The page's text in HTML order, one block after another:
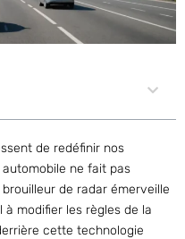
de redéfinir nos
automobile ne fait pas
de radar émerveille
modifier les règles de la
cette technologie